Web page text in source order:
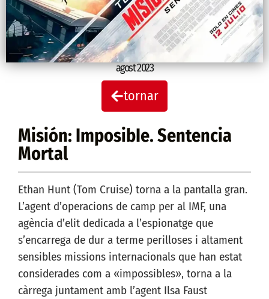
agost 2023
tornar
Misión: ImposibIe. Sentencia
Mortal
Ethan Hunt (Tom Cruise) torna a la pantalla gran.
L’agent d’operacions de camp per al IMF, una
agència d’elit dedicada a l’espionatge que
s’encarrega de dur a terme perilloses i altament
sensibles missions internacionals que han estat
considerades com a «impossibles», torna a la
càrrega juntament amb l’agent Ilsa Faust